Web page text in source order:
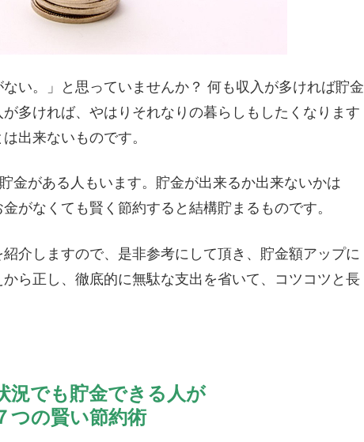
い。」と思っていませんか？ 何も収入が多ければ貯金
多ければ、やはりそれなりの暮らしもしたくなります
出来ないものです。
金がある人もいます。貯金が出来るか出来ないかは
がなくても賢く節約すると結構貯まるものです。
介しますので、是非参考にして頂き、貯金額アップに
ら正し、徹底的に無駄な支出を省いて、コツコツと長
況でも貯金できる人が
つの賢い節約術